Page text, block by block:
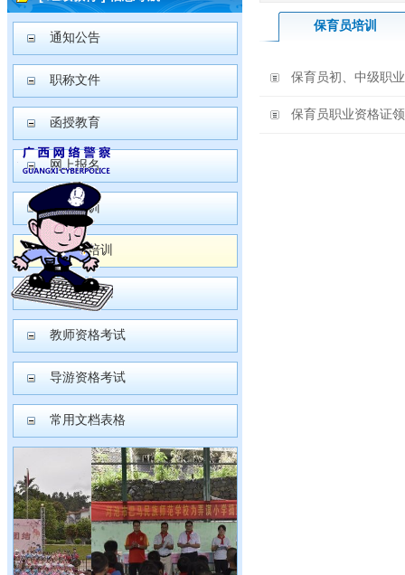
通知公告
职称文件
函授教育
网上报名
园长培训
保育员培训
普通话测试
教师资格考试
导游资格考试
常用文档表格
保育员培训
保育员初、中级职
保育员职业资格证